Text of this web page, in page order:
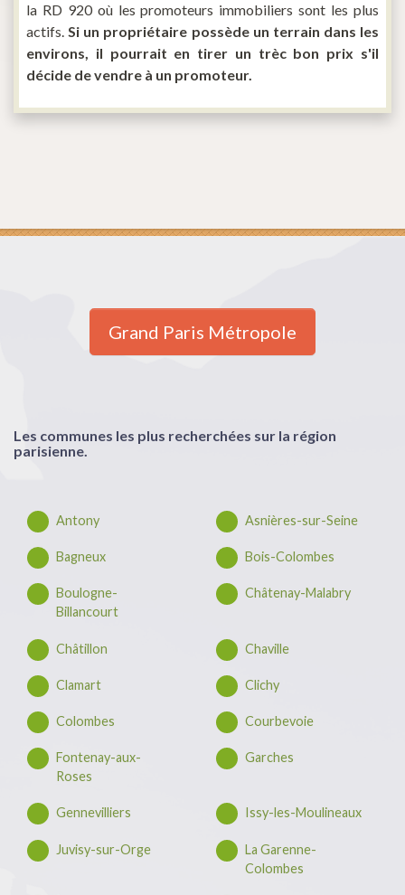
la RD 920 où les promoteurs immobiliers sont les plus
actifs. Si un propriétaire possède un terrain dans les
environs, il pourrait en tirer un trèc bon prix s'il
décide de vendre à un promoteur.
Grand Paris Métropole
Les communes les plus recherchées sur la région
parisienne.
Antony Asnières-sur-Seine
Bagneux Bois-Colombes
Boulogne-
Billancourt
Châtenay-Malabry
Châtillon Chaville
Clamart Clichy
Colombes Courbevoie
Fontenay-aux-
Roses
Garches
Gennevilliers Issy-les-Moulineaux
Juvisy-sur-Orge
La Garenne-
Colombes